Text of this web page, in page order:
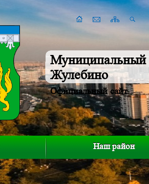
Муниципальный
Жулебино
Официальный сайт
Наш район